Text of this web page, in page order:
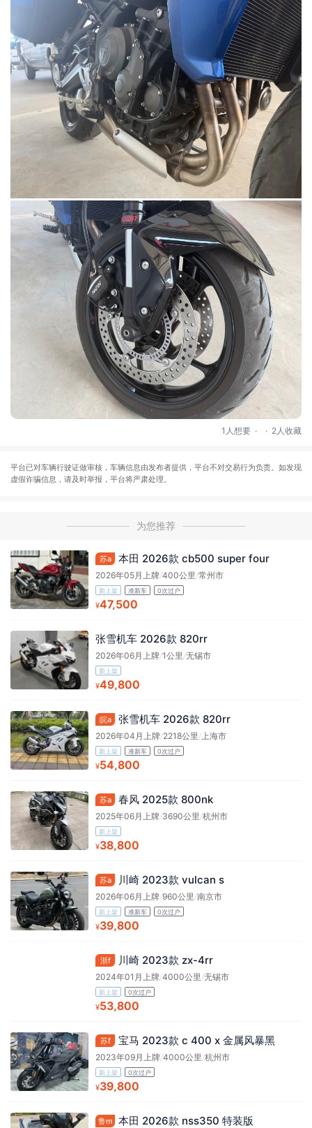
1人想要 . . 2人收藏
平台已对车辆行驶证做审核，车辆信息由发布者提供，平台不对交易行为负责。如发现
虚假诈骗信息，请及时举报，平台将严肃处理。
为您推荐
苏a 本田 2026款 cb500 super four
2026年05月上牌/400公里/常州市
新上架 准新车 0次过户
¥47,500
张雪机车 2026款 820rr
2026年06月上牌/1公里/无锡市
新上架
¥49,800
皖a 张雪机车 2026款 820rr
2026年04月上牌/2218公里/上海市
新上架 准新车 0次过户
¥54,800
苏a 春风 2025款 800nk
2025年06月上牌/3690公里/杭州市
新上架
¥38,800
苏a 川崎 2023款 vulcan s
2026年06月上牌/960公里 /南京市
新上架 准新车 0次过户
¥39,800
浙f 川崎 2023款 zx-4rr
2024年01月上牌/4000公里 /无锡市
新上架 0次过户
¥53,800
苏f 宝马 2023款 c 400 x 金属风暴黑
2023年09月上牌/4000公里 /杭州市
新上架 0次过户
¥39,800
鲁m 本田 2026款 nss350 特装版